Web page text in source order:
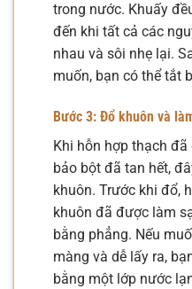
trong nước. Khuấy
đến khi tất cả các
nhau và sôi nhẹ lại.
muốn, bạn có thể tắt
Bước 3: Đổ khuôn và
Khi hỗn hợp thạch
bảo bột đã tan hết,
khuôn. Trước khi đổ,
khuôn đã được làm
bằng phẳng. Nếu
màng và dễ lấy ra,
bằng một lớp nước